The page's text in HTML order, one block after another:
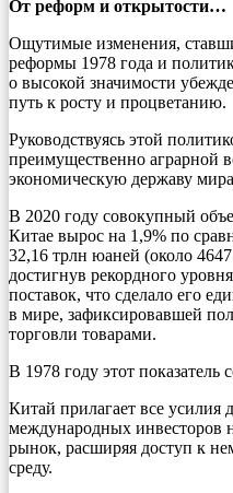
От реформ и открытости…
Ощутимые изменения,
реформы 1978 года и
о высокой значимости
путь к росту и процветанию.
Руководствуясь этой
преимущественно аграрной
экономическую державу
В 2020 году совокупный
Китае вырос на 1,9% по
32,16 трлн юаней (около
достигнув рекордного
поставок, что сделало его
в мире, зафиксировавшей
торговли товарами.
В 1978 году этот показатель
Китай прилагает все усилия
международных инвесторов
рынок, расширяя доступ к
среду.